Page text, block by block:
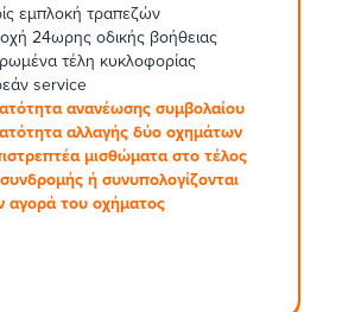
εμπλοκή τραπεζών
24ωρης οδικής βοήθειας
τέλη κυκλοφορίας
service
ανανέωσης συμβολαίου
αλλαγής δύο οχημάτων
μισθώματα στο τέλος
ή συνυπολογίζονται
αγορά του οχήματος